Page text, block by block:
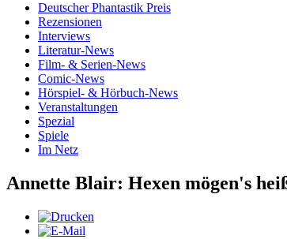
Deutscher Phantastik Preis
Rezensionen
Interviews
Literatur-News
Film- & Serien-News
Comic-News
Hörspiel- & Hörbuch-News
Veranstaltungen
Spezial
Spiele
Im Netz
Annette Blair: Hexen mögen's